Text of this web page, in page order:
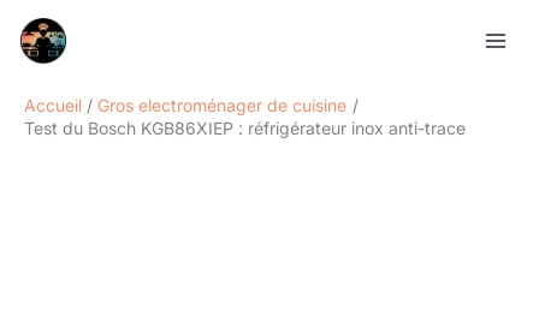
Accueil
Gros electroménager de cuisine
Test du Bosch KGB86XIEP : réfrigérateur inox anti-trace
Rechercher